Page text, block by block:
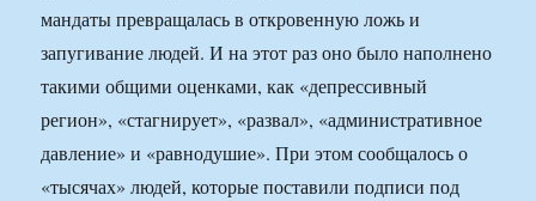
мандаты превращалась в откровенную ложь и
запугивание людей. И на этот раз оно было наполнено
такими общими оценками, как «депрессивный
регион», «стагнирует», «развал», «административное
давление» и «равнодушие». При этом сообщалось о
«тысячах» людей, которые поставили подписи под